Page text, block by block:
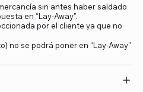
sin antes haber saldado
en “Lay-Away".
por el cliente ya que no
no se podrá poner en “Lay-Away"